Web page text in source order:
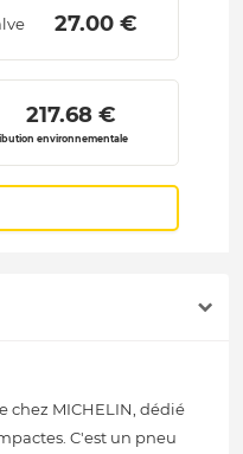
27.00 €
217.68 €
environnementale
chez MICHELIN, dédié
C'est un pneu